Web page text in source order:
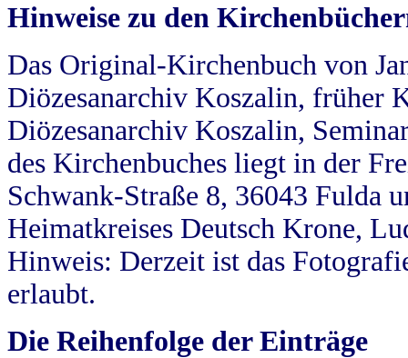
Hinweise zu den
Das Original-Kirchenbuch von
Diözesanarchiv Koszalin, früher
Diözesanarchiv Koszalin,
des Kirchenbuches liegt in der
Schwank-Straße 8, 36043 Fulda
Heimatkreises Deutsch Krone,
Hinweis: Derzeit ist das
erlaubt.
Die Reihenfolge der Einträge